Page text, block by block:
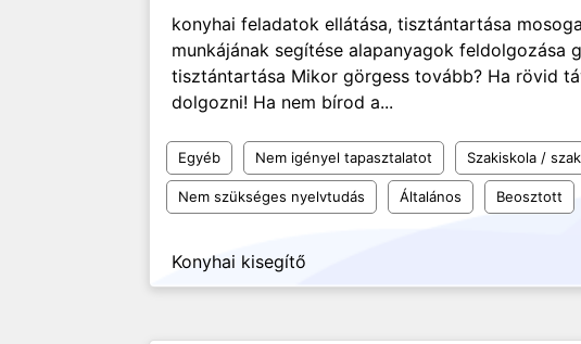
konyhai feladatok ellátása, tisztántartása
munkájának segítése alapanyagok feldolgozása
tisztántartása Mikor görgess tovább? Ha rövid
dolgozni! Ha nem bírod a...
Egyéb Nem igényel tapasztalatot Szakiskola /
Nem szükséges nyelvtudás Általános Beosztott
Konyhai kisegítő